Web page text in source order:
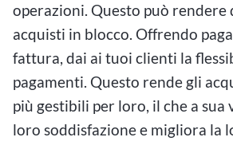
operazioni. Questo può rendere
acquisti in blocco. Offrendo
fattura, dai ai tuoi clienti la
pagamenti. Questo rende gli
più gestibili per loro, il che a sua
loro soddisfazione e migliora la